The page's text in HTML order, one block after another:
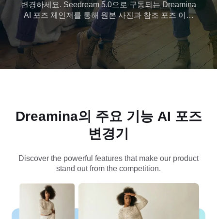
변경하세요. Seedream 5.0으로 구동되는 Dreamina
AI 포즈 체인저를 통해 원본 사진과 참조 포즈 이미
지를 업로드해 자연스러운 포즈 변화를 생성할 수 있
습니다. 추가 촬영은 필요하지 않습니다.
Dreamina의 주요 기능 AI 포즈
변경기
Discover the powerful features that make our product
stand out from the competition.